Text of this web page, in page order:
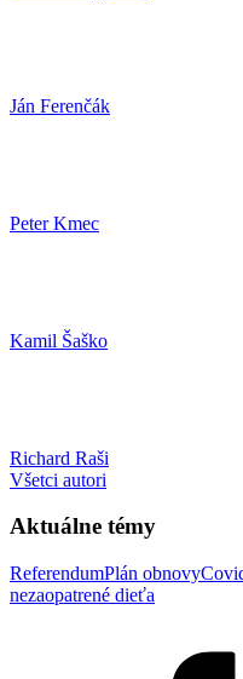
Ján Ferenčák
Peter Kmec
Kamil Šaško
Richard Raši
Všetci autori
Aktuálne témy
ReferendumPlán obnovy
nezaopatrené dieťa